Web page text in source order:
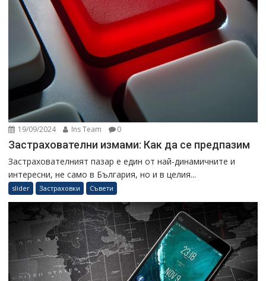
19/09/2024 Ins Team 0
Застрахователни измами: Как да се предпазим
Застрахователният пазар е един от най-динамичните и
интересни, не само в България, но и в целия...
slider Застраховки Съвети